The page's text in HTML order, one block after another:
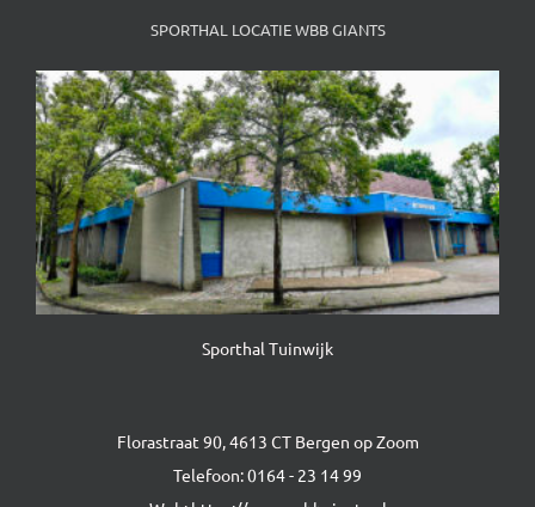
SPORTHAL LOCATIE WBB GIANTS
Sporthal Tuinwijk
Florastraat 90, 4613 CT Bergen op Zoom
Telefoon:0164 - 23 14 99